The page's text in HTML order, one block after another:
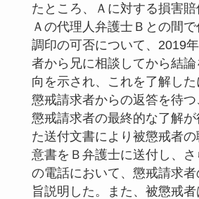
たところ、Ａに対する損害賠
Ａの代理人弁護士Ｂとの間
調印の可否について、2019
者から兄に相談してから結
向を示され、これを了解した
懲戒請求者からの返答を待つ
懲戒請求者の最終的な了解
た送付文書により被懲戒者
意書をＢ弁護士に送付し、
の電話において、懲戒請求
旨説明した。また、被懲戒